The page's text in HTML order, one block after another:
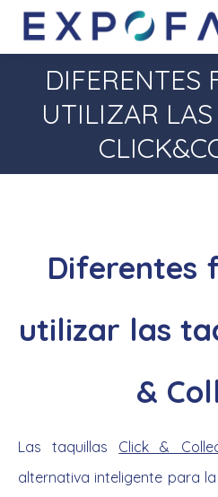
DIFERENTES
UTILIZAR
Estás
Diferentes
utilizar las
&
Las taquillas Click &
alternativa inteligente para